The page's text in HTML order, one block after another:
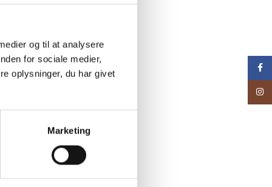
og til at analysere
for sociale medier,
oplysninger, du har givet
Marketing